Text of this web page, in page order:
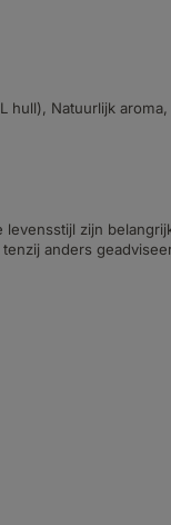
Natuurlijk
zijn
anders